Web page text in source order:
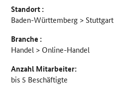
Standort :
Baden-Württemberg > Stuttgart
Branche :
Handel > Online-Handel
Anzahl Mitarbeiter:
bis 5 Beschäftigte